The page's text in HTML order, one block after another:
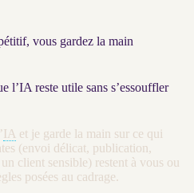
vous gardez la main
l’IA reste utile sans s’essouffler
IA et je garde la main sur ce qui
(envoi délicat, publication,
client sensible) restent à vous ou
posées au cadrage.